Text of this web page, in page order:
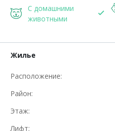
С домашними
животными
Жилье
Расположение:
Район:
Этаж:
Лифт: